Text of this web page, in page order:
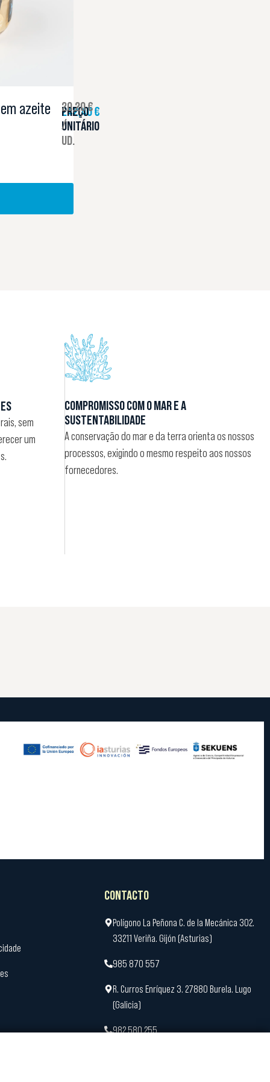
azeite 242,40 €
PREÇO
UNITÁRIO
20,20 €
/
UD.
sem
um
COMPROMISSO COM O MAR E A
SUSTENTABILIDADE
A conservação do mar e da terra orienta os nossos
processos, exigindo o mesmo respeito aos nossos
fornecedores.
CONTACTO
Polígono La Peñona C. de la Mecánica 302.
33211 Veriña. Gijón (Asturias)
985 870 557
R. Curros Enríquez 3. 27880 Burela. Lugo
(Galicia)
982 580 255